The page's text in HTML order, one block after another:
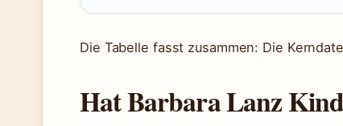
Die Tabelle fasst zusammen: Die
Hat Barbara Lanz